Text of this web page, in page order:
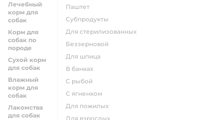
Лечебный
корм для
собак
Корм для
собак по
породе
Сухой корм
для собак
Влажный
корм для
собак
Лакомства
для собак
паштет
субпродукты
для стерилизованных
беззерновой
для шпица
в банках
с рыбой
с ягненком
для пожилых
для взрослых